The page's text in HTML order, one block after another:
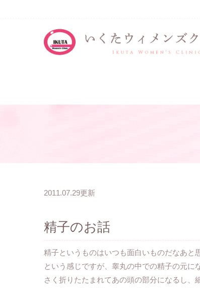
2011.07.29更新
精子のお話
精子というものはいつも面白いものだなあと
という感じですが、睾丸の中での精子の元
さく折りたたまれてあの頭の部分になるし